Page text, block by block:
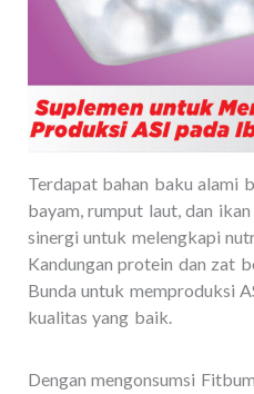
Terdapat bahan baku alami
bayam, rumput laut, dan
sinergi untuk melengkapi
Kandungan protein dan zat
Bunda untuk memproduksi
kualitas yang baik.
Dengan mengonsumsi